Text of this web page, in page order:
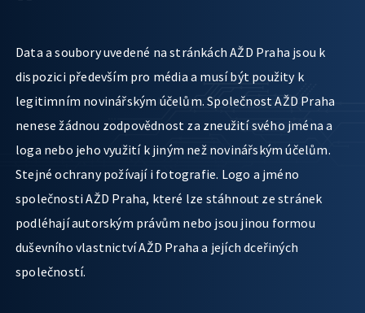
Data a soubory uvedené na stránkách AŽD Praha jsou k
dispozici především pro média a musí být použity k
legitimním novinářským účelům. Společnost AŽD Praha
nenese žádnou zodpovědnost za zneužití svého jména a
loga nebo jeho využití k jiným než novinářským účelům.
Stejné ochrany požívají i fotografie. Logo a jméno
společnosti AŽD Praha, které lze stáhnout ze stránek
podléhají autorským právům nebo jsou jinou formou
duševního vlastnictví AŽD Praha a jejích dceřiných
společností.